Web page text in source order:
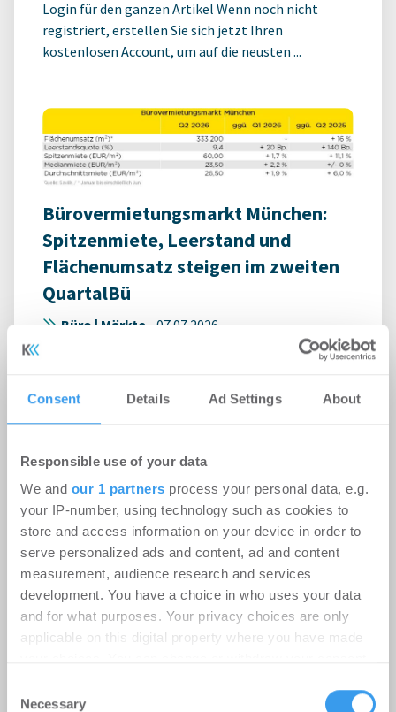
Consent Details Ad Settings About
Responsible use of your data
We and our 1 partners process your personal data, e.g.
your IP-number, using technology such as cookies to
store and access information on your device in order to
serve personalized ads and content, ad and content
measurement, audience research and services
development. You have a choice in who uses your data
and for what purposes. Your privacy choices are only
applicable on this digital property where you have made
the Privacy trigger icon.
Selection
Necessary
Login für den ganzen Artikel Wenn noch nicht
registriert, erstellen Sie sich jetzt Ihren
kostenlosen Account, um auf die neusten ...
Bürovermietungsmarkt München:
Spitzenmiete, Leerstand und
Flächenumsatz steigen im zweiten
QuartalBü
Büro | Märkte 07.07.2026
kostenlosen Account, um auf die neusten ...
Bürovermietungsmarkt Hamburg
Q2-2026: Unsicherheiten bremsen
Umzugsentscheidungen